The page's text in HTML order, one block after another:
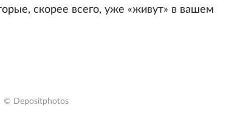
скорее всего, уже «живут» в вашем
© Depositphotos